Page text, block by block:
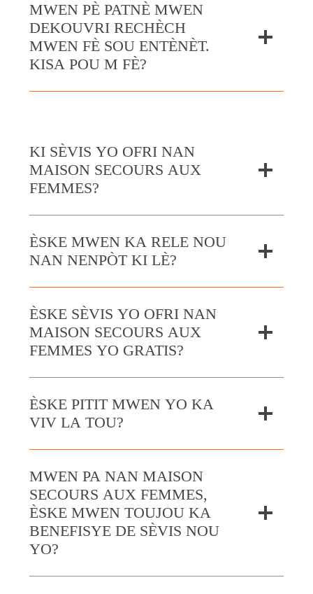
MWEN PÈ PATNÈ MWEN
DEKOUVRI RECHÈCH
MWEN FÈ SOU ENTÈNÈT.
KISA POU M FÈ?
KI SÈVIS YO OFRI NAN
MAISON SECOURS AUX
FEMMES?
ÈSKE MWEN KA RELE NOU
NAN NENPÒT KI LÈ?
ÈSKE SÈVIS YO OFRI NAN
MAISON SECOURS AUX
FEMMES YO GRATIS?
ÈSKE PITIT MWEN YO KA
VIV LA TOU?
MWEN PA NAN MAISON
SECOURS AUX FEMMES,
ÈSKE MWEN TOUJOU KA
BENEFISYE DE SÈVIS NOU
YO?